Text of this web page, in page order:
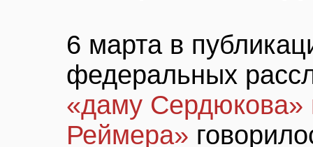
6 марта в
федеральных
«даму Сердюкова»
Реймера»